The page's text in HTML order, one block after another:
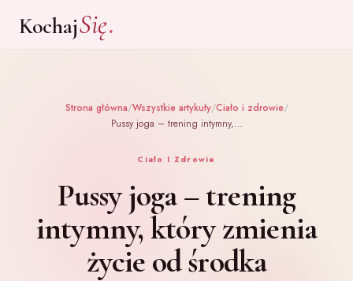
KochajSię.
Strona główna/Wszystkie artykuły/Ciało i zdrowie/
Pussy joga – trening intymny,…
Ciało I Zdrowie
Pussy joga – trening
intymny, który zmienia
życie od środka